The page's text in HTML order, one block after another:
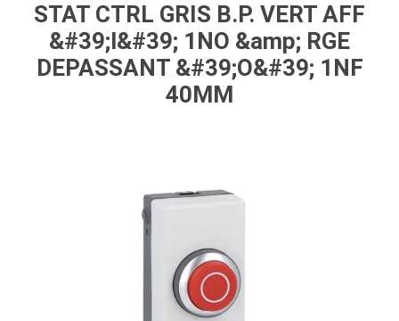
STAT CTRL GRIS B.P. VERT AFF
&#39;l&#39; 1NO &amp; RGE
DEPASSANT &#39;O&#39; 1NF
40MM